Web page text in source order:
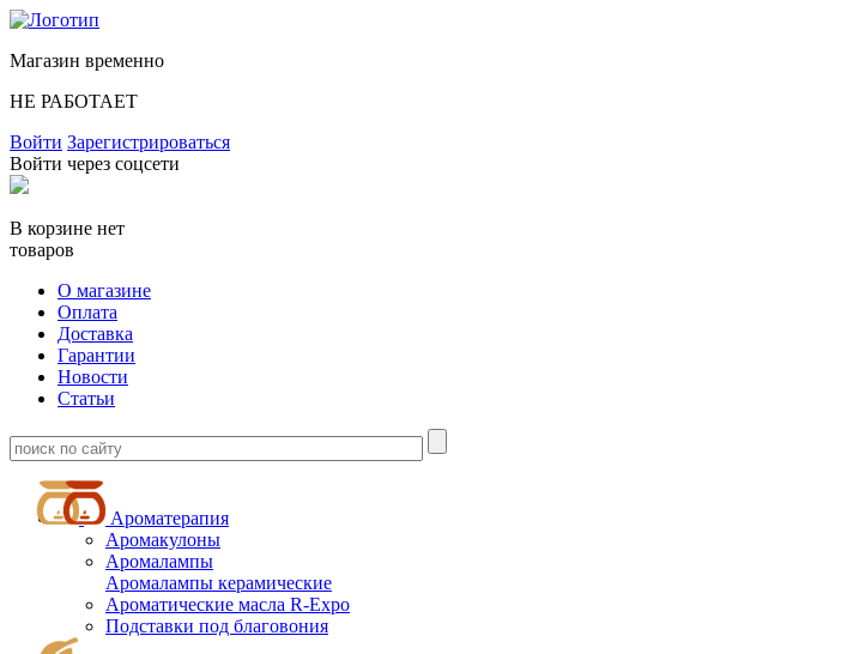
Магазин временно
НЕ РАБОТАЕТ
Войти Зарегистрироваться
Войти через соцсети
В корзине нет
товаров
О магазине
Оплата
Доставка
Гарантии
Новости
Статьи
Ароматерапия
Аромакулоны
Аромалампы
Aромалампы керамические
Ароматические масла R-Expo
Подставки под благовония